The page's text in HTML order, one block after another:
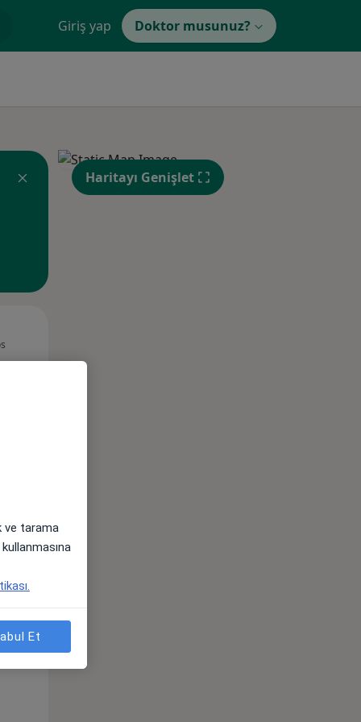
Giriş yap Doktor musunuz?
13 Ağustos
Haritayı Genişlet
ve tarama
Et